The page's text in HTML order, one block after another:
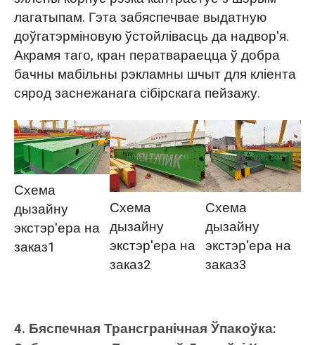
лагатыпам. Гэта забяспечвае выдатную
доўгатэрміновую ўстойлівасць да надвор'я.
Акрамя таго, кран ператвараецца ў добра
бачны мабільны рэкламны шчыт для кліента
сярод заснежанага сібірскага пейзажу.
Схема
дызайну
экстэр'ера на
заказ1
Схема
дызайну
экстэр'ера на
заказ2
Схема
дызайну
экстэр'ера на
заказ3
4. Бяспечная Трансгранічная Ўпакоўка: